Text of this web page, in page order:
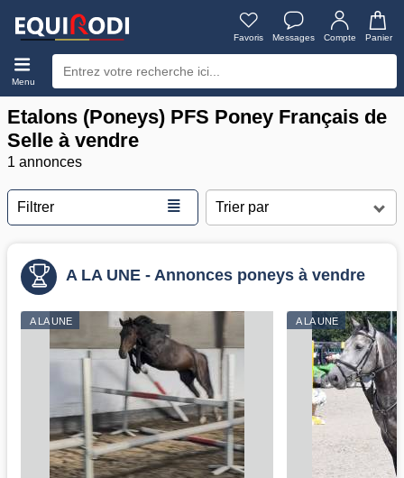
Favoris Messages Compte Panier
Menu
Etalons (Poneys) PFS Poney Français de
Selle à vendre
1 annonces
Filtrer ≣
A LA UNE - Annonces poneys à vendre
A LA UNE A LA UNE